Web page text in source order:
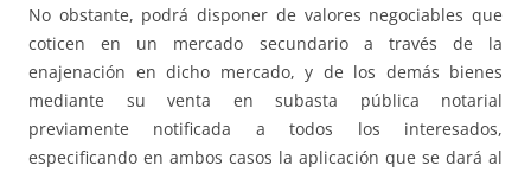
No obstante, podrá disponer de valores negociables que
coticen en un mercado secundario a través de la
enajenación en dicho mercado, y de los demás bienes
mediante su venta en subasta pública notarial
previamente notificada a todos los interesados,
especificando en ambos casos la aplicación que se dará al